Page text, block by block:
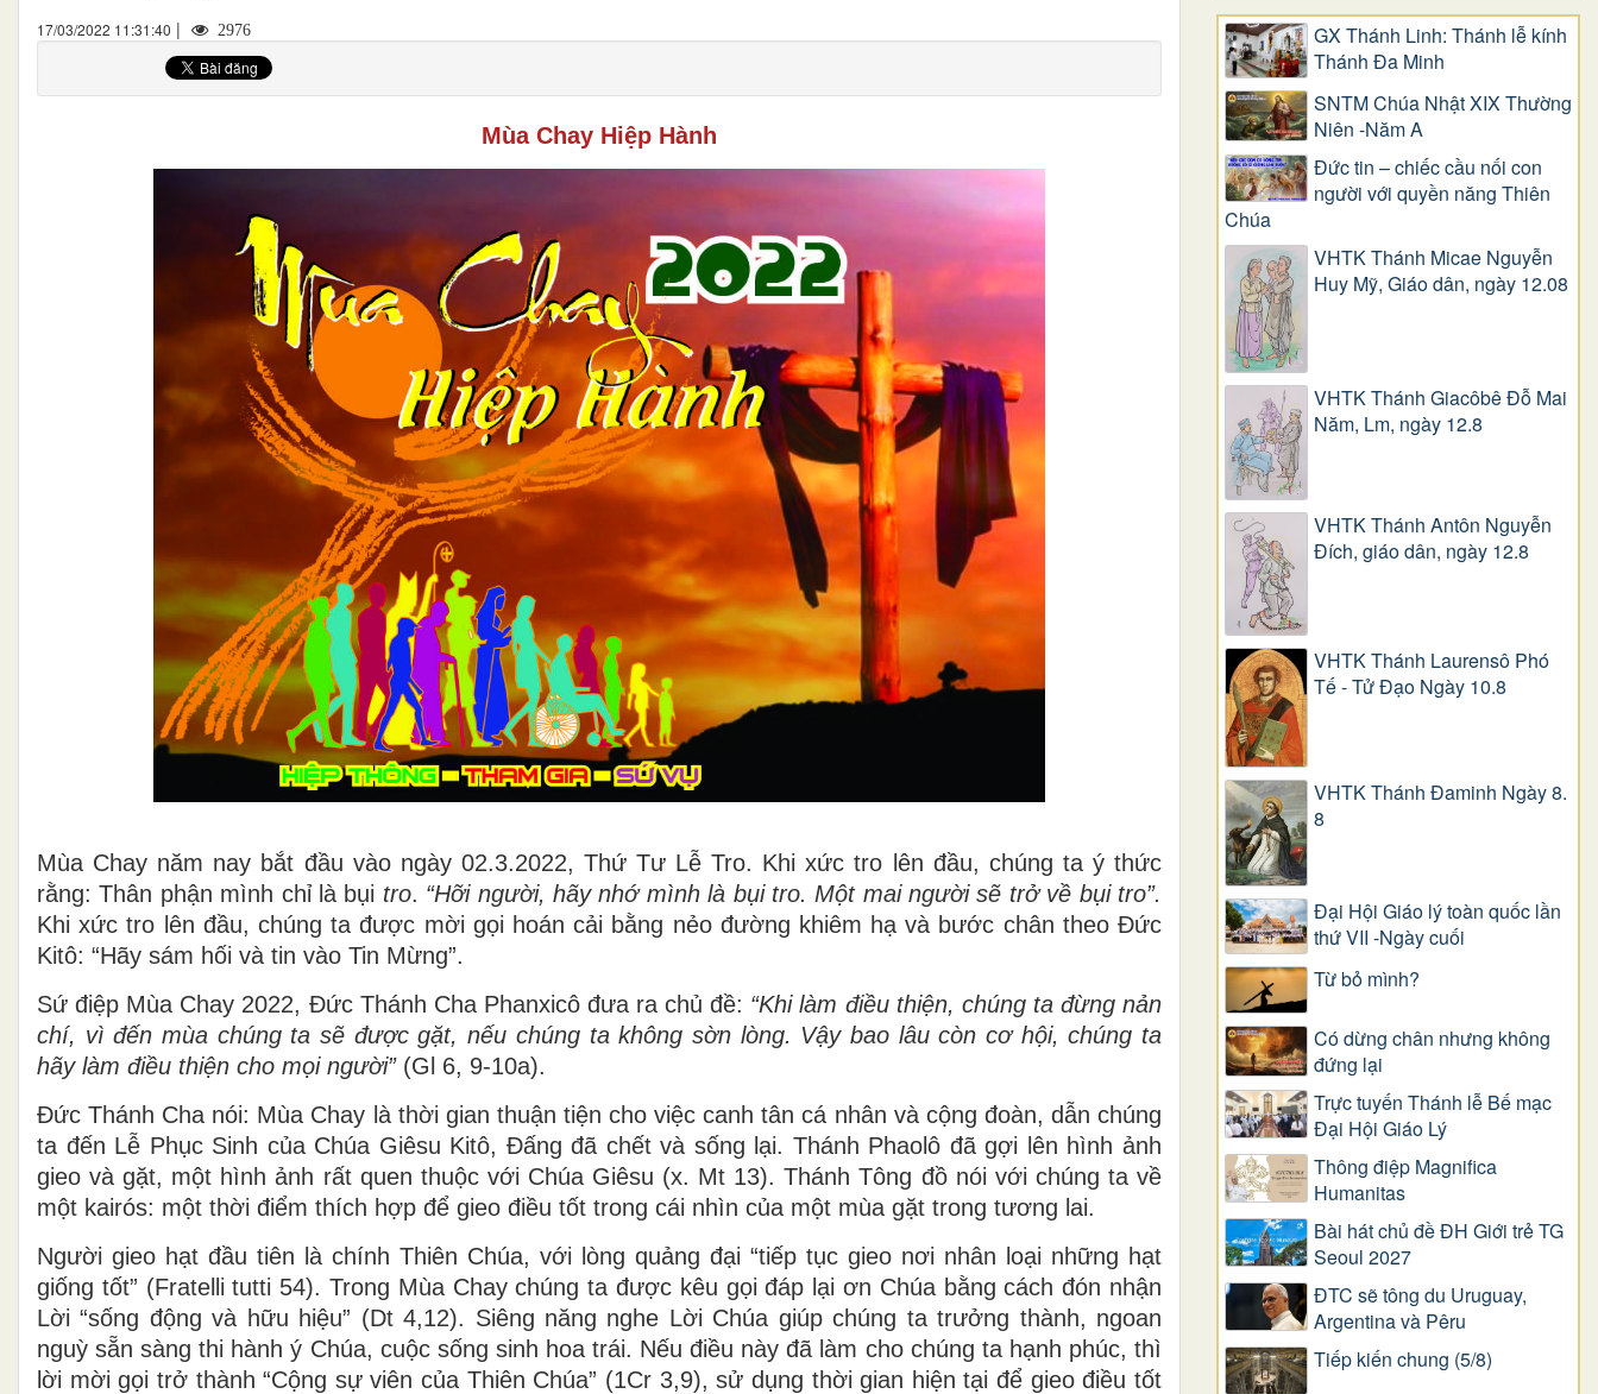
17/03/2022 11:31:40 | 2976
Mùa Chay Hiệp Hành
Mùa Chay năm nay bắt đầu vàongày 02.3.2022, Thứ Tư Lễ Tro. Khi xức tro lên đầu, chúng taý thức
rằng: Thân phận mình chỉ là bụi tro. “Hỡi người, hãy nhớ mình là bụi tro. Một mai người sẽ trở về bụi tro”.
Khi xức tro lên đầu, chúng ta được mời gọi hoán cải bằng nẻo đường khiêm hạ và bước chân theo Đức
Kitô: “Hãy sám hối và tin vào Tin Mừng”.
Sứ điệp Mùa Chay 2022, Đức Thánh Cha Phanxicô đưa ra chủ đề: “Khi làm điều thiện, chúng ta đừng nản
chí, vì đến mùa chúng ta sẽ được gặt, nếu chúng ta không sờn lòng. Vậy bao lâu còn cơ hội, chúng ta
hãy làm điều thiện cho mọi người” (Gl 6, 9-10a).
Đức Thánh Cha nói: Mùa Chay là thời gian thuận tiện cho việc canh tân cá nhân và cộng đoàn, dẫn chúng
ta đến Lễ Phục Sinh của Chúa Giêsu Kitô, Đấng đã chết và sống lại. Thánh Phaolô đã gợi lên hình ảnh
gieo và gặt, một hình ảnh rất quen thuộc với Chúa Giêsu (x. Mt 13). Thánh Tông đồ nói với chúng ta về
một kairós: một thời điểm thích hợp để gieo điều tốt trong cái nhìn của một mùa gặt trong tương lai.
Người gieo hạt đầu tiên là chính Thiên Chúa, với lòng quảng đại “tiếp tục gieo nơi nhân loại những hạt
giống tốt” (Fratelli tutti 54). Trong Mùa Chay chúng ta được kêu gọi đáp lại ơn Chúa bằng cách đón nhận
Lời “sống động và hữu hiệu” (Dt 4,12). Siêng năng nghe Lời Chúa giúp chúng ta trưởng thành, ngoan
nguỳ sẵn sàng thi hành ý Chúa, cuộc sống sinh hoa trái. Nếu điều này đã làm cho chúng ta hạnh phúc, thì
lời mời gọi trở thành “Cộng sự viên của Thiên Chúa” (1Cr 3,9), sử dụng thời gian hiện tại để gieo điều tốt
GX Thánh Linh: Thánh lễ kính
Thánh Đa Minh
SNTM Chúa Nhật XIX Thường
Niên -Năm A
Đức tin – chiếc cầu nối con
người với quyền năng Thiên
Chúa
VHTK Thánh Micae Nguyễn
Huy Mỹ, Giáo dân, ngày 12.08
VHTK Thánh Giacôbê Ðỗ Mai
Năm, Lm, ngày 12.8
VHTK Thánh Antôn Nguyễn
Ðích, giáo dân, ngày 12.8
VHTK Thánh Laurensô Phó
Tế - Tử Đạo Ngày 10.8
VHTK Thánh Đaminh Ngày 8.
8
Đại Hội Giáo lý toàn quốc lần
thứ VII -Ngày cuối
Từ bỏ mình?
Có dừng chân nhưng không
đứng lại
Trực tuyến Thánh lễ Bế mạc
Đại Hội Giáo Lý
Thông điệp Magnifica
Humanitas
Bài hát chủ đề ĐH Giới trẻ TG
Seoul 2027
ĐTC sẽ tông du Uruguay,
Argentina và Pêru
Tiếp kiến chung (5/8)